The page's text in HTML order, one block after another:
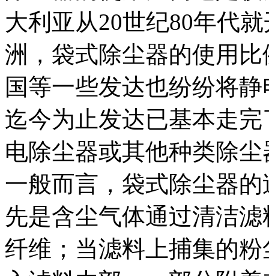
大利亚从20世纪80年代
洲，袋式除尘器的使用
国等一些发达也纷纷将
迄今为止发达已基本走
电除尘器或其他种类除
一般而言，袋式除尘器
先是含尘气体通过清洁
纤维；当滤料上捕集的